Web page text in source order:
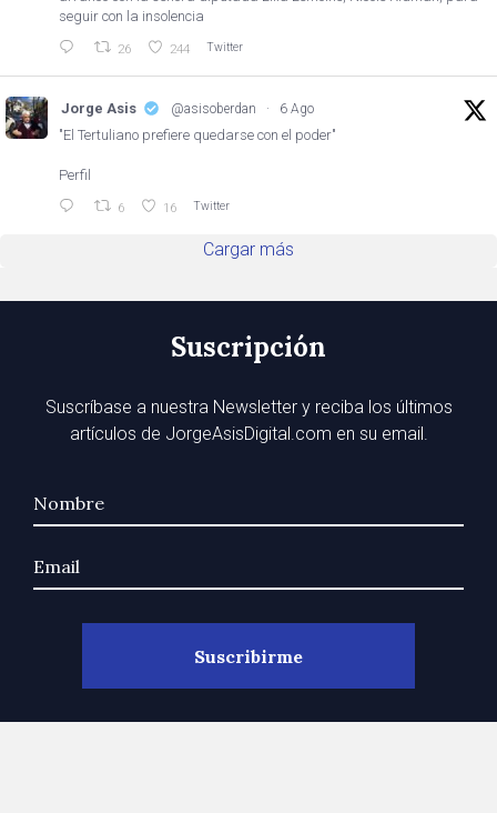
seguir con la insolencia
26 244 Twitter
Jorge Asis @asisoberdan · 6 Ago
"El Tertuliano prefiere quedarse con el poder"
Perfil
6 16 Twitter
Cargar más
Suscripción
Suscríbase a nuestra Newsletter y reciba los últimos
artículos de JorgeAsisDigital.com en su email.